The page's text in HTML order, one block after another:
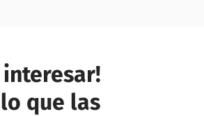
interesar!
que las